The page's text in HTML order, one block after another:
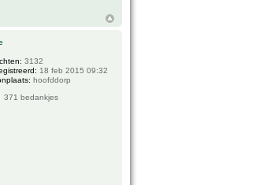
3132
18 feb 2015 09:32
hoofddorp
371 bedankjes